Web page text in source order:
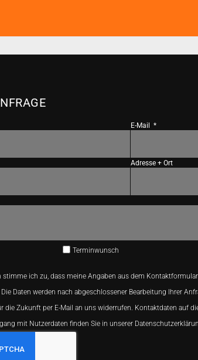
E-Mail
Adresse + Ort
Terminwunsch
stimme ich zu, dass meine Angaben aus dem
Daten werden nach abgeschlossener Bearbeitung Ihrer
die Zukunft per E-Mail an uns widerrufen. Kontaktdaten auf
mit Nutzerdaten finden Sie in unserer